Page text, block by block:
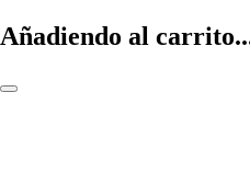
Añadiendo al